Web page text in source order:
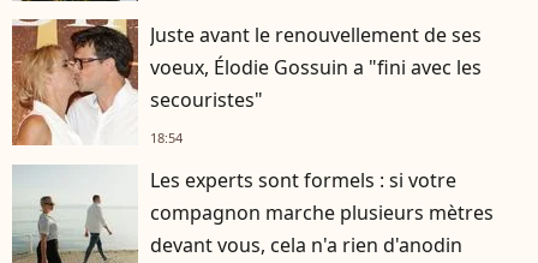
Juste avant le renouvellement de ses
voeux, Élodie Gossuin a "fini avec les
secouristes"
18:54
Les experts sont formels : si votre
compagnon marche plusieurs mètres
devant vous, cela n'a rien d'anodin